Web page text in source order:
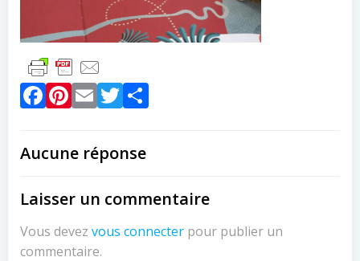
Facebook
Pinterest
EmailTwitter
Aucune réponse
Laisser un commentaire
Vous devez vous connecter pour publier un
commentaire.